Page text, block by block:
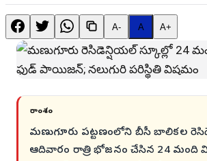
A- A A+
సారాంశం
మణుగూరు పట్టణంలోని బీసీ బాలికల
ఆదివారం రాత్రి భోజనం చేసిన 24 మంది